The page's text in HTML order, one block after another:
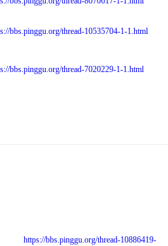
bbs.pinggu.org/thread-10535704-1-1.html
bbs.pinggu.org/thread-7020229-1-1.html
https://bbs.pinggu.org/thread-10886419-